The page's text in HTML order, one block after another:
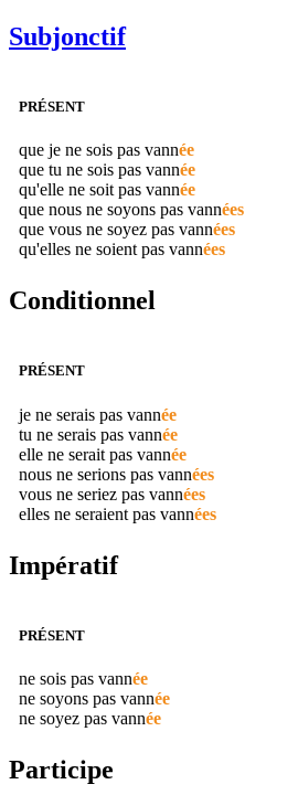
Subjonctif
PRÉSENT
que je ne sois pas vannée
que tu ne sois pas vannée
qu'elle ne soit pas vannée
que nous ne soyons pas vannées
que vous ne soyez pas vannées
qu'elles ne soient pas vannées
Conditionnel
PRÉSENT
je ne serais pas vannée
tu ne serais pas vannée
elle ne serait pas vannée
nous ne serions pas vannées
vous ne seriez pas vannées
elles ne seraient pas vannées
Impératif
PRÉSENT
ne sois pas vannée
ne soyons pas vannée
ne soyez pas vannée
Participe